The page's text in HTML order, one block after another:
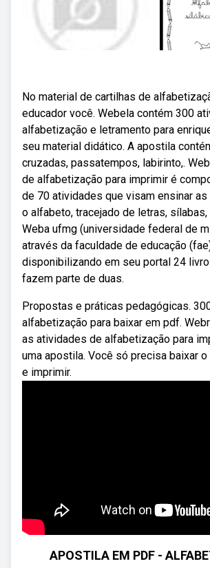
No material de cartilhas de
educador você. Webela contém 300
alfabetização e letramento para
seu material didático. A apostila
cruzadas, passatempos, labirinto,.
de alfabetização para imprimir é
de 70 atividades que visam ensinar
o alfabeto, tracejado de letras, sílabas,
Weba ufmg (universidade federal de
através da faculdade de educação
disponibilizando em seu portal 24
fazem parte de duas.
Propostas e práticas pedagógicas.
alfabetização para baixar em pdf.
as atividades de alfabetização para
uma apostila. Você só precisa baixar
e imprimir.
APOSTILA EM PDF -